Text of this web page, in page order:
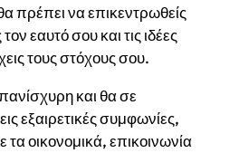
πρέπει να επικεντρωθείς
εαυτό σου και τις ιδέες
τους στόχους σου.
και θα σε
εξαιρετικές συμφωνίες,
οικονομικά, επικοινωνία